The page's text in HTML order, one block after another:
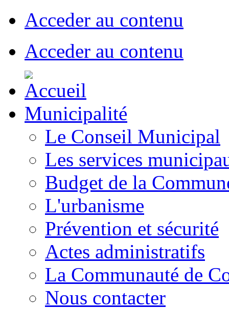
Acceder au contenu
Acceder au contenu
Municipalité
Le Conseil Municipal
Les services
Budget de la
L'urbanisme
Prévention et sécurité
Actes administratifs
La Communauté de
Nous contacter